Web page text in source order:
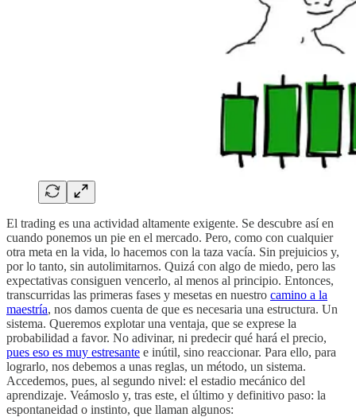
El trading es una actividad altamente exigente. Se descubre así en
cuando ponemos un pie en el mercado. Pero, como con cualquier
otra meta en la vida, lo hacemos con la taza vacía. Sin prejuicios y,
por lo tanto, sin autolimitarnos. Quizá con algo de miedo, pero las
expectativas consiguen vencerlo, al menos al principio. Entonces,
transcurridas las primeras fases y mesetas en nuestro camino a la
maestría, nos damos cuenta de que es necesaria una estructura. Un
sistema. Queremos explotar una ventaja, que se exprese la
probabilidad a favor. No adivinar, ni predecir qué hará el precio,
pues eso es muy estresante e inútil, sino reaccionar. Para ello, para
lograrlo, nos debemos a unas reglas, un método, un sistema.
Accedemos, pues, al segundo nivel: el estadio mecánico del
aprendizaje. Veámoslo y, tras este, el último y definitivo paso: la
espontaneidad o instinto, que llaman algunos: